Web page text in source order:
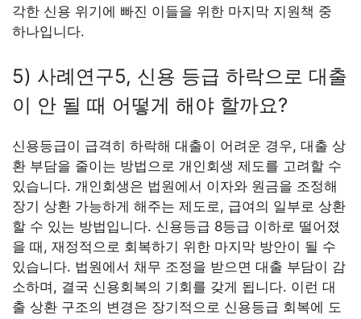
각한 신용 위기에 빠진 이들을 위한 마지막 지원책 중
하나입니다.
5) 사례연구5, 신용 등급 하락으로 대출
이 안 될 때 어떻게 해야 할까요?
신용등급이 급격히 하락해 대출이 어려운 경우, 대출 상
환 부담을 줄이는 방법으로 개인회생 제도를 고려할 수
있습니다. 개인회생은 법원에서 이자와 원금을 조정해
장기 상환 가능하게 해주는 제도로, 급여의 일부로 상환
할 수 있는 방법입니다. 신용등급 8등급 이하로 떨어졌
을 때, 재정적으로 회복하기 위한 마지막 방안이 될 수
있습니다. 법원에서 채무 조정을 받으면 대출 부담이 감
소하며, 결국 신용회복의 기회를 갖게 됩니다. 이런 대
출 상환 구조의 변경은 장기적으로 신용등급 회복에 도